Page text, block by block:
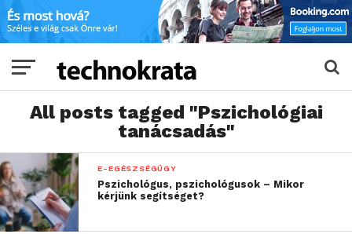
All posts tagged "Pszichológiai
tanácsadás"
E-EGÉSZSÉGÜGY
Pszichológus, pszichológusok – Mikor
kérjünk segítséget?